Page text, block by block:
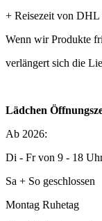
+ Reisezeit von DHL
Wenn wir Produkte
verlängert sich die
Lädchen
Ab 2026:
Di - Fr von 9 - 18
Sa + So geschlossen
Montag Ruhetag